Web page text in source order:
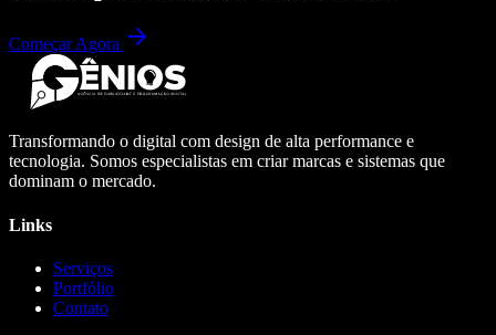
Começar Agora
Transformando o digital com design de alta performance e
tecnologia. Somos especialistas em criar marcas e sistemas que
dominam o mercado.
Links
Serviços
Portfólio
Contato